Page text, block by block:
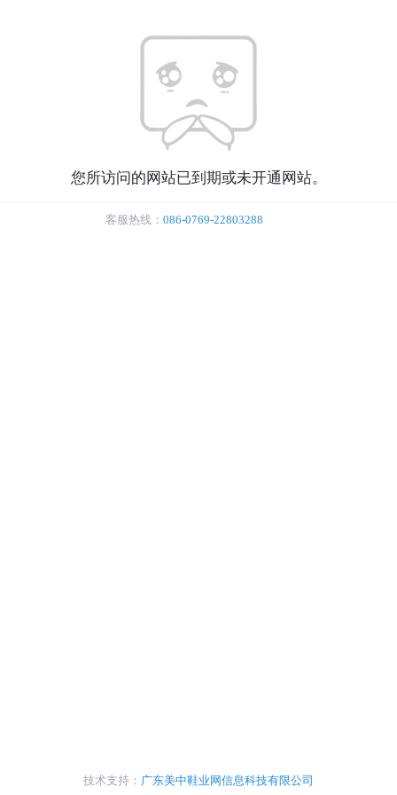
您所访问的网站已到期或未开通网站。
客服热线： 086-0769-22803288
技术支持： 广东美中鞋业网信息科技有限公司